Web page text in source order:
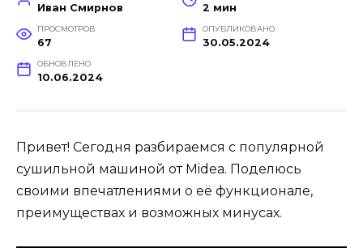
Иван Смирнов 2 мин
ПРОСМОТРОВ
67
ОПУБЛИКОВАНО
30.05.2024
ОБНОВЛЕНО
10.06.2024
Привет! Сегодня разбираемся с популярной
сушильной машиной от Midea. Поделюсь
своими впечатлениями о её функционале,
преимуществах и возможных минусах.